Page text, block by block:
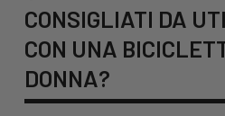
CONSIGLIATI DA
CON UNA
DONNA?